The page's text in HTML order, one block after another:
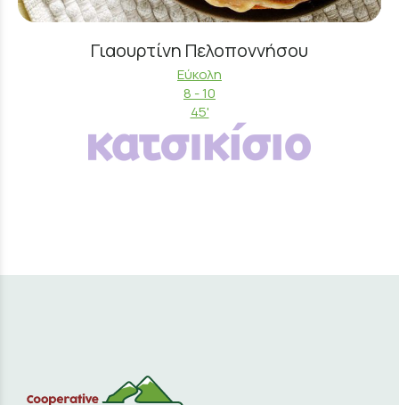
Γιαουρτίνη Πελοποννήσου
Εύκολη
8 - 10
45'